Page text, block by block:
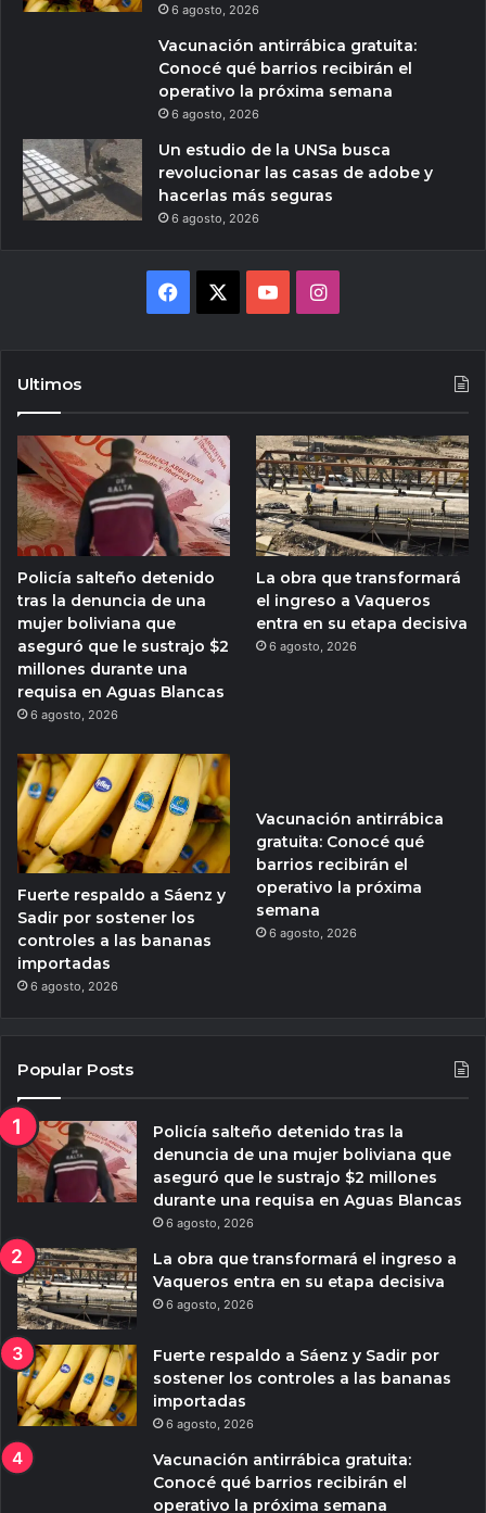
6 agosto, 2026
Vacunación antirrábica gratuita:
Conocé qué barrios recibirán el
operativo la próxima semana
6 agosto, 2026
Un estudio de la UNSa busca
revolucionar las casas de adobe y
hacerlas más seguras
6 agosto, 2026
Facebook YouTubeInstagram
Ultimos
Policía salteño detenido
tras la denuncia de una
mujer boliviana que
aseguró que le sustrajo $2
millones durante una
requisa en Aguas Blancas
6 agosto, 2026
La obra que transformará
el ingreso a Vaqueros
entra en su etapa decisiva
6 agosto, 2026
Fuerte respaldo a Sáenz y
Sadir por sostener los
controles a las bananas
importadas
6 agosto, 2026
Vacunación antirrábica
gratuita: Conocé qué
barrios recibirán el
operativo la próxima
semana
6 agosto, 2026
Popular Posts
Policía salteño detenido tras la
denuncia de una mujer boliviana que
aseguró que le sustrajo $2 millones
durante una requisa en Aguas Blancas
6 agosto, 2026
La obra que transformará el ingreso a
Vaqueros entra en su etapa decisiva
6 agosto, 2026
Fuerte respaldo a Sáenz y Sadir por
sostener los controles a las bananas
importadas
6 agosto, 2026
Vacunación antirrábica gratuita:
Conocé qué barrios recibirán el
operativo la próxima semana